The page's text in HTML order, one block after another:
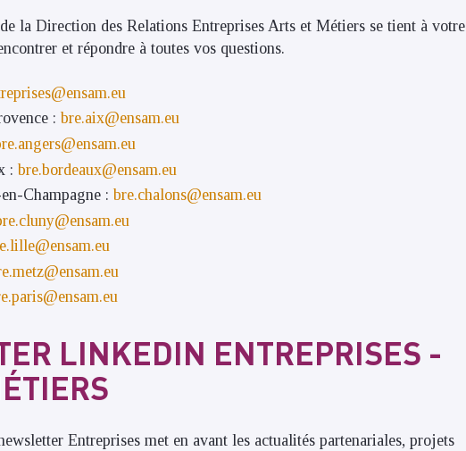
la Direction des Relations Entreprises Arts et Métiers se tient à votre
et répondre à toutes vos questions.
: bre.aix@ensam.eu
: bre.bordeaux@ensam.eu
Champagne : bre.chalons@ensam.eu
LINKEDIN ENTREPRISES -
Entreprises met en avant les actualités partenariales, projets